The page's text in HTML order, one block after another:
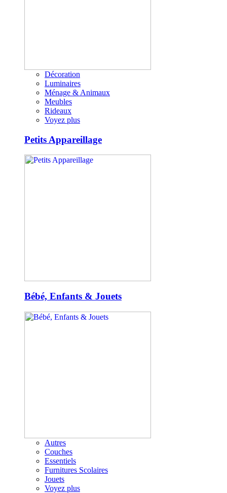
Décoration
Luminaires
Ménage & Animaux
Meubles
Rideaux
Voyez plus
Petits Appareillage
Bébé, Enfants & Jouets
Autres
Couches
Essentiels
Furnitures Scolaires
Jouets
Voyez plus